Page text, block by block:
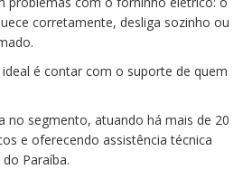
corretamente, desliga sozinho ou
é contar com o suporte de quem
no segmento, atuando há mais de 20
e oferecendo assistência técnica
Paraíba.